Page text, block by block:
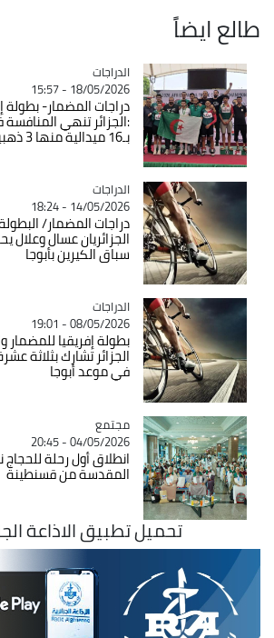
طالع ايضاً
Catégorie
الدراجات
18/05/2026 - 15:57
:الجزائر تنهي المنافسة
Catégorie
الدراجات
14/05/2026 - 18:24
الجزائريان عسال وعلال
سباق الكيرين بأبوجا
Catégorie
الدراجات
08/05/2026 - 19:01
بطولة إفريقيا للمضمار
الجزائر تشارك بثلاثة
في موعد أبوجا
Catégorie
مجتمع
04/05/2026 - 20:45
انطلاق أول رحلة للحجاج
المقدسة من قسنطينة
تحميل تطبيق الاذاعة